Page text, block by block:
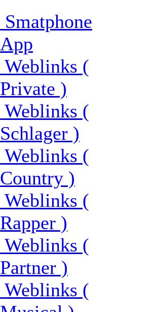
Smatphone
App
Weblinks (
Private )
Weblinks (
Schlager )
Weblinks (
Country )
Weblinks (
Rapper )
Weblinks (
Partner )
Weblinks (